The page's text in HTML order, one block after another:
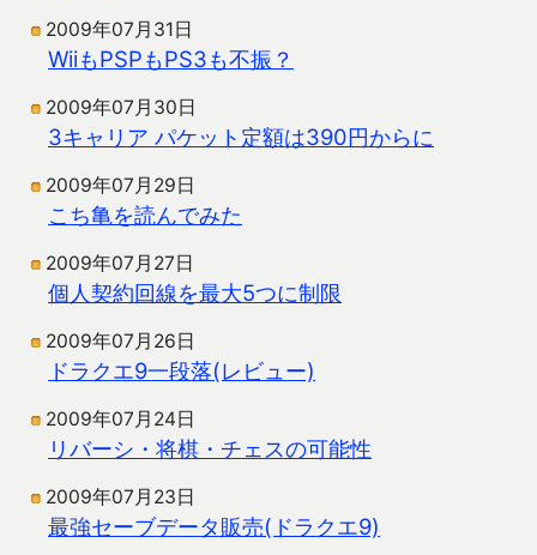
2009年07月31日
WiiもPSPもPS3も不振？
2009年07月30日
3キャリア パケット定額は390円からに
2009年07月29日
こち亀を読んでみた
2009年07月27日
個人契約回線を最大5つに制限
2009年07月26日
ドラクエ9一段落(レビュー)
2009年07月24日
リバーシ・将棋・チェスの可能性
2009年07月23日
最強セーブデータ販売(ドラクエ9)